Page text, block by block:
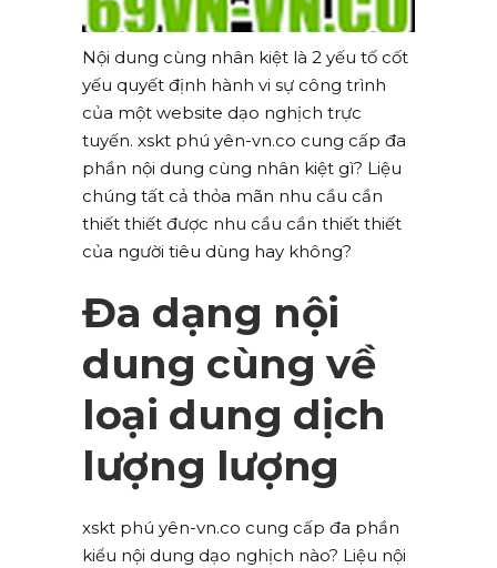
Nội dung cùng nhân kiệt là 2 yếu tố cốt
yếu quyết định hành vi sự công trình
của một website dạo nghịch trực
tuyến. xskt phú yên-vn.co cung cấp đa
phần nội dung cùng nhân kiệt gì? Liệu
chúng tất cả thỏa mãn nhu cầu cần
thiết thiết được nhu cầu cần thiết thiết
của người tiêu dùng hay không?
Đa dạng nội
dung cùng về
loại dung dịch
lượng lượng
xskt phú yên-vn.co cung cấp đa phần
kiểu nội dung dạo nghịch nào? Liệu nội